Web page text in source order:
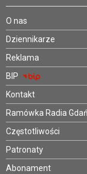
O nas
Dziennikarze
Reklama
BIP
Kontakt
Ramówka Radia
Częstotliwości
Patronaty
Abonament